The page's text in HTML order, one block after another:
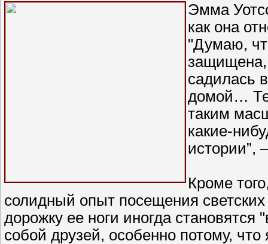
Эмма
как она
"Думаю,
защищена,
садилась
домой…
таким
какие-
истории”,
Кроме
солидный опыт посещения
дорожку ее ноги иногда
собой друзей, особенно потому,